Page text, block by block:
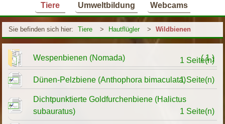
Tiere Umweltbildung Webcams
Sie befinden sich hier: Tiere > Hautflügler > Wildbienen
Wespenbienen (Nomada) ( 1 )
1 Seite(n)
Dünen-Pelzbiene (Anthophora bimaculata)1 Seite(n)
Dichtpunktierte Goldfurchenbiene (Halictus
subauratus)
1 Seite(n)